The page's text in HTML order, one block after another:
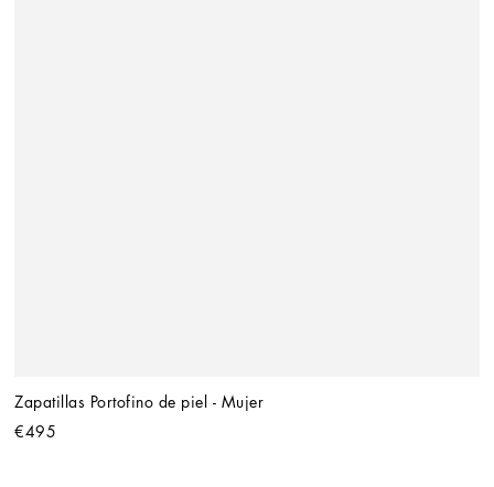
Zapatillas Portofino de piel - Mujer
€495